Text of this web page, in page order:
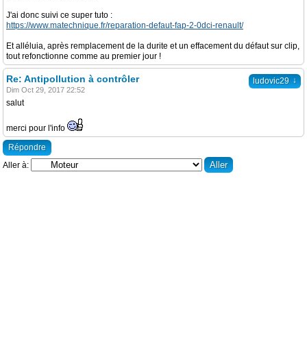
J'ai donc suivi ce super tuto :
https://www.matechnique.fr/reparation-defaut-fap-2-0dci-renault/
Et alléluia, après remplacement de la durite et un effacement du défaut sur clip,
tout refonctionne comme au premier jour !
ludovic29 ↓
Re: Antipollution à contrôler
Dim Oct 29, 2017 22:52
salut
merci pour l'info
Répondre
Aller à: